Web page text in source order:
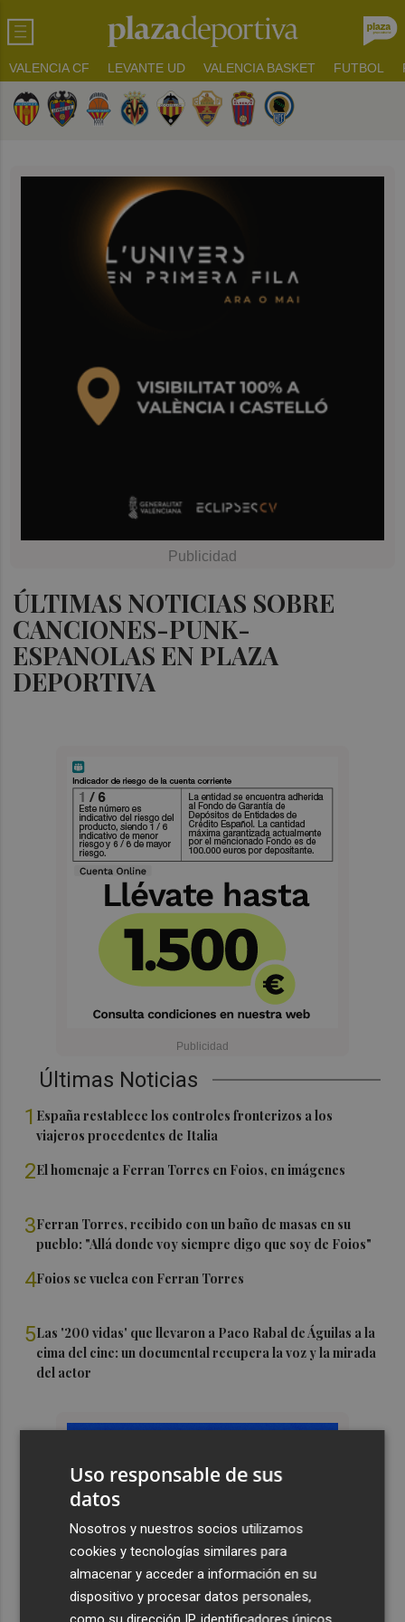
VALENCIA CF LEVANTE UD VALENCIA BASKET FUTBOL
ÚLTIMAS NOTICIAS SOBRE
CANCIONES-PUNK-
ESPANOLAS EN PLAZA
DEPORTIVA
Últimas Noticias
1 España restablece los controles fronterizos a los
viajeros procedentes de Italia
2El homenaje a Ferran Torres en Foios, en imágenes
3Ferran Torres, recibido con un baño de masas en su
pueblo: "Allá donde voy siempre digo que soy de Foios"
4Foios se vuelca con Ferran Torres
5Las '200 vidas' que llevaron a Paco Rabal de Águilas a la
cima del cine: un documental recupera la voz y la mirada
del actor
Uso responsable de sus
datos
Nosotros y nuestros socios utilizamos
cookies y tecnologías similares para
almacenar y acceder a información en su
dispositivo y procesar datos personales,